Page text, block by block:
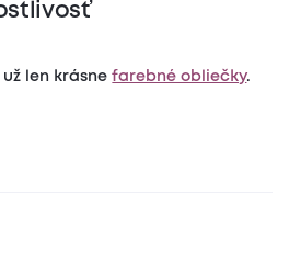
už len krásnefarebné obliečky.